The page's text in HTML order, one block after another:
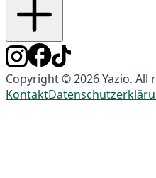
Copyright © 2026 Yazio. All
Kontakt